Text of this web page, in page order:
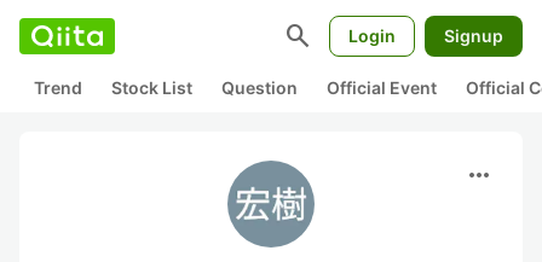
search Login Signup
Trend Stock List Question Official Event Official
more_horiz